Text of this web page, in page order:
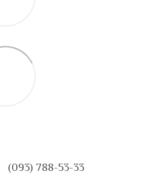
(093) 788-53-33